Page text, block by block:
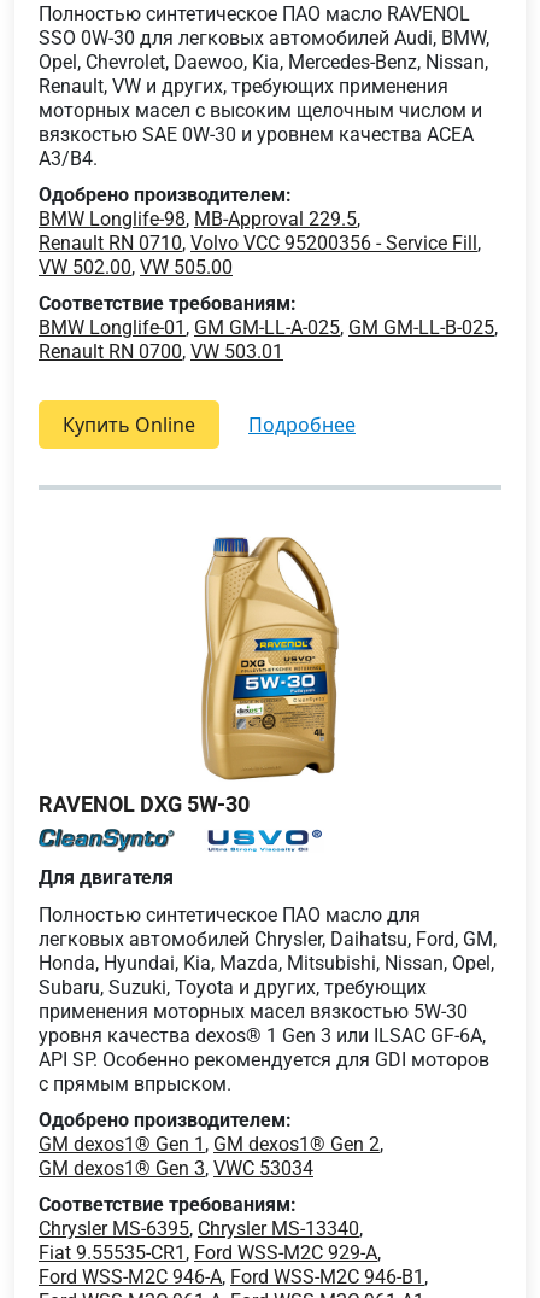
Полностью синтетическое ПАО масло RAVENOL
SSO 0W-30 для легковых автомобилей Audi, BMW,
Opel, Chevrolet, Daewoo, Kia, Mercedes-Benz, Nissan,
Renault, VW и других, требующих применения
моторных масел с высоким щелочным числом и
вязкостью SAE 0W-30 и уровнем качества ACEA
A3/B4.
Одобрено производителем:
BMW Longlife-98, MB-Approval 229.5,
Renault RN 0710, Volvo VCC 95200356 - Service Fill,
VW 502.00, VW 505.00
Соответствие требованиям:
BMW Longlife-01 , GM GM-LL-A-025, GM GM-LL-B-025,
Renault RN 0700, VW 503.01
Купить Online подробнее
RAVENOL DXG 5W-30
Для двигателя
Полностью синтетическое ПАО масло для
легковых автомобилей Chrysler, Daihatsu, Ford, GM,
Honda, Hyundai, Kia, Mazda, Mitsubishi, Nissan, Opel,
Subaru, Suzuki, Toyota и других, требующих
применения моторных масел вязкостью 5W-30
уровня качества dexos® 1 Gen 3 или ILSAC GF-6A,
API SP. Особенно рекомендуется для GDI моторов
с прямым впрыском.
Одобрено производителем:
GM dexos1® Gen 1 , GM dexos1® Gen 2,
GM dexos1® Gen 3, VWC 53034
Соответствие требованиям:
Chrysler MS-6395, Chrysler MS-13340,
Fiat 9.55535-CR1 , Ford WSS-M2C 929-A,
Ford WSS-M2C 946-A, Ford WSS-M2C 946-B1 ,